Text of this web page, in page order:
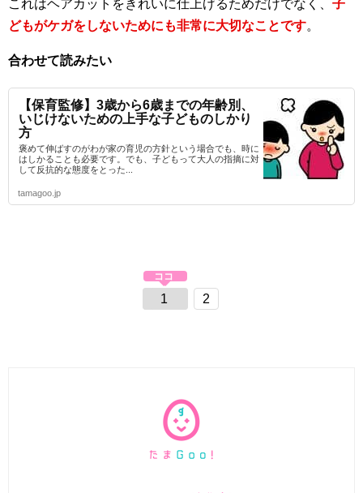
これはヘアカットをきれいに仕上げるためだけでなく、 子
どもがケガをしないためにも非常に大切なことです。
合わせて読みたい
【保育監修】3歳から6歳までの年齢別、
いじけないための上手な子どものしかり
方
褒めて伸ばすのがわが家の育児の方針という場合でも、時に
はしかることも必要です。でも、子どもって大人の指摘に対
して反抗的な態度をとった...
tamagoo.jp
1 2